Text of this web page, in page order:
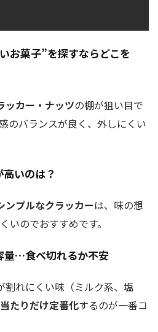
お菓子”を探すならどこを
ッカー・ナッツの棚が狙い目で
のバランスが良く、外しにくい
いのは？
ンプルなクラッカーは、味の想
いのでおすすめです。
量…食べ切れるか不安
割れにくい味（ミルク系、塩
当たりだけ定番化するのが一番コ